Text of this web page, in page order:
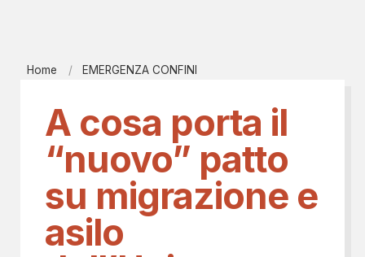
Home EMERGENZA CONFINI
A cosa porta il
“nuovo” patto
su migrazione e
asilo